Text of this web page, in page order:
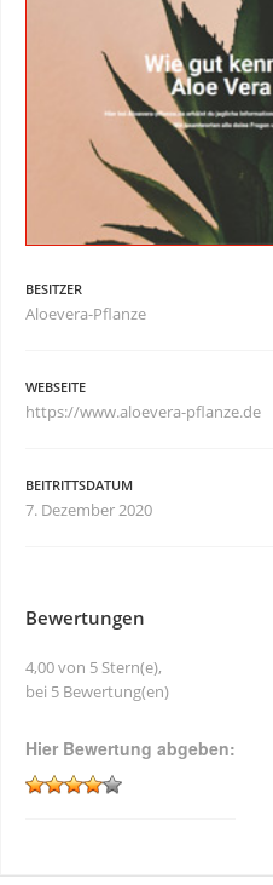
BESITZER
Aloevera-Pflanze
WEBSEITE
https://www.aloevera-pflanze.de
BEITRITTSDATUM
7. Dezember 2020
Bewertungen
4,00 von 5 Stern(e),
bei 5 Bewertung(en)
Hier Bewertung abgeben: